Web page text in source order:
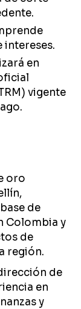
intereses.
en
vigente
oro
de
Colombia y
de
región.
de
en
y